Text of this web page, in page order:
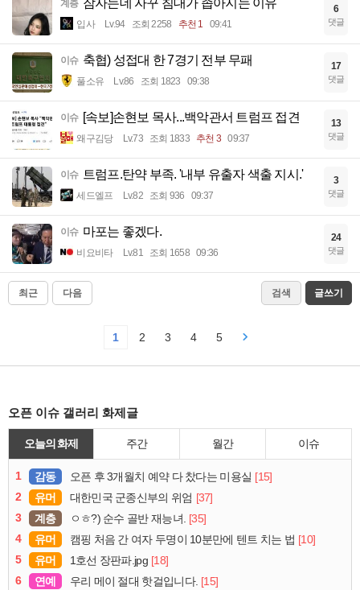
계층 잠자는데 자꾸 침대가 좁아지는 이유
입사 Lv.94 조회 2258 추천 1 09:41
6
댓글
이슈 축협) 성접대 한 7경기 전부 무패
풀소유 Lv.86 조회 1823 09:38
17
댓글
이슈 [속보]손현보 목사...백악관서 트럼프 접견
왜구김당 Lv.73 조회 1833 추천 3 09:37
13
댓글
이슈 트럼프.탄약 부족. '내부 유출자 색출 지시.'
세드엘프 Lv.82 조회 936 09:37
3
댓글
이슈 마포는 좋겠다.
비요비타 Lv.81 조회 1658 09:36
24
댓글
최근 다음 검색 글쓰기
1 2 3 4 5
오픈 이슈 갤러리 화제글
오늘의 화제 주간 월간 이슈
1 감동 오픈 후 3개월치 예약 다 찼다는 미용실 [15]
2
유머 대한민국 군종신부의 위엄 [37]
3
계층 ㅇㅎ?) 순수 골반 재능녀. [35]
4
유머 캠핑 처음 간 여자 두명이 10분만에 텐트 치는 법 [10]
5
유머 1호선 장판파.jpg [18]
6
연예 우리 메이 절대 핫걸입니다. [15]